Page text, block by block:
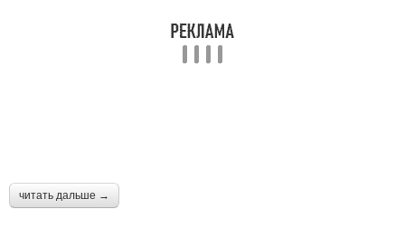
читать дальше →